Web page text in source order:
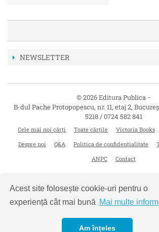
Acest site folosește cookie-uri pentru o
experiență cât mai bună Mai multe
Am înțeles
NEWSLETTER
© 2026 Editura Publica -
B-dul Pache Protopopescu, nr. 11, etaj 2,
5218 / 0724 582 841
Cele mai noi cărți Toate cărțile Victoria Books
Despre noi
Q&A Politica de confidențialitate
ANPC
Contact